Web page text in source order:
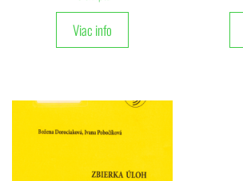
Viac info